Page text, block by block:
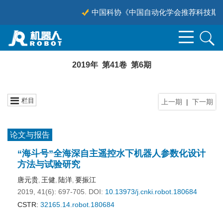
中国科协《中国自动化学会推荐科技期刊
2019年 第41卷 第6期
上一期 | 下一期
栏目
论文与报告
“海斗号”全海深自主遥控水下机器人参数化设计
方法与试验研究
唐元贵, 王健, 陆洋, 要振江
2019, 41(6): 697-705.
DOI: 10.13973/j.cnki.robot.180684
CSTR: 32165.14.robot.180684